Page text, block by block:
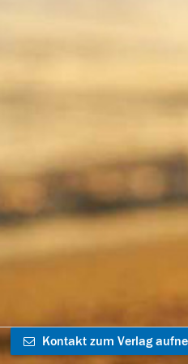
Kontakt zum Verlag